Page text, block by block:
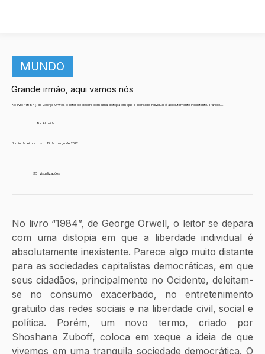
MUNDO
Grande irmão, aqui vamos nós
No livro “1984”, de George Orwell, o leitor se depara com uma distopia em que a liberdade individual é absolutamente inexistente. Parece...
Tiz Almeida
7 min de leitura • 15 de março de 2022
35 visualizações
No livro “1984”, de George Orwell, o leitor se depara
com uma distopia em que a liberdade individual é
absolutamente inexistente. Parece algo muito distante
para as sociedades capitalistas democráticas, em que
seus cidadãos, principalmente no Ocidente, deleitam-
se no consumo exacerbado, no entretenimento
gratuito das redes sociais e na liberdade civil, social e
política. Porém, um novo termo, criado por
Shoshana Zuboff, coloca em xeque a ideia de que
vivemos em uma tranquila sociedade democrática. O